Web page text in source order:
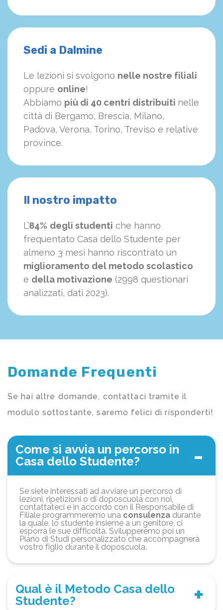
Sedi a Dalmine
Le lezioni si svolgono nelle nostre filiali
oppure online!
Abbiamo più di 40 centri distribuiti nelle
città di Bergamo, Brescia, Milano,
Padova, Verona, Torino, Treviso e relative
province.
Il nostro impatto
L’84% degli studenti che hanno
frequentato Casa dello Studente per
almeno 3 mesi hanno riscontrato un
miglioramento del metodo scolastico
e della motivazione (2998 questionari
analizzati, dati 2023).
Domande Frequenti
Se hai altre domande, contattaci tramite il
modulo sottostante, saremo felici di risponderti!
Come si avvia un percorso in
Casa dello Studente?
Se siete interessati ad avviare un percorso di
lezioni, ripetizioni o di doposcuola con noi,
contattateci e in accordo con il Responsabile di
Filiale programmeremo una consulenza durante
la quale, lo studente insieme a un genitore, ci
esporrà le sue difficoltà. Svilupperemo poi un
Piano di Studi personalizzato che accompagnerà
vostro figlio durante il doposcuola.
Qual è il Metodo Casa dello
Studente?